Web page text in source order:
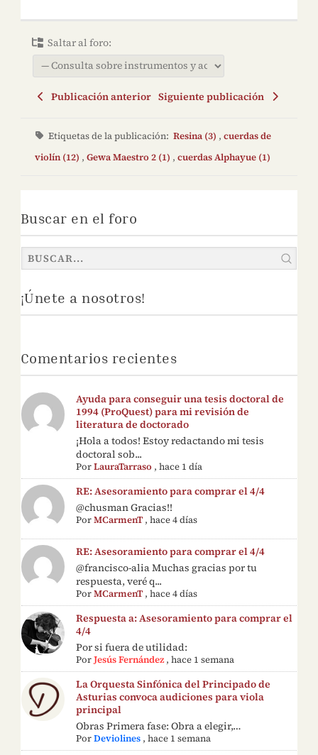
Saltar al foro:
Publicación anterior Siguiente publicación
Etiquetas de la publicación:Resina (3) , cuerdas de
violín (12) , Gewa Maestro 2 (1) , cuerdas Alphayue (1)
Buscar en el foro
¡Únete a nosotros!
Comentarios recientes
Ayuda para conseguir una tesis doctoral de
1994 (ProQuest) para mi revisión de
literatura de doctorado
¡Hola a todos! Estoy redactando mi tesis
doctoral sob...
PorLauraTarraso ,hace 1 día
RE: Asesoramiento para comprar el 4/4
@chusman Gracias!!
PorMCarmenT,hace 4 días
RE: Asesoramiento para comprar el 4/4
@francisco-alia Muchas gracias por tu
respuesta, veré q...
PorMCarmenT,hace 4 días
Respuesta a: Asesoramiento para comprar el
4/4
Por si fuera de utilidad:
PorJesús Fernández ,hace 1 semana
La Orquesta Sinfónica del Principado de
Asturias convoca audiciones para viola
principal
Obras Primera fase: Obra a elegir,…
PorDeviolines ,hace 1 semana